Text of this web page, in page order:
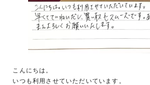
こんにちは。
いつも利用させていただいています。